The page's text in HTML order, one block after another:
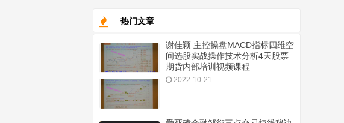
热门文章
谢佳颖 主控操盘MACD指标四维空
间选股实战操作技术分析4天股票
期货内部培训视频课程
2022-10-21